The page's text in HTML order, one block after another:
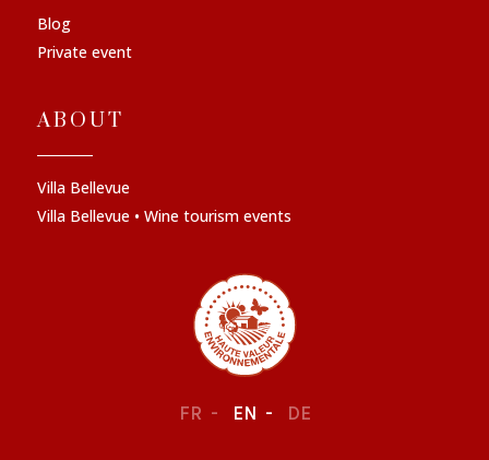
Blog
Private event
ABOUT
Villa Bellevue
Villa Bellevue • Wine tourism events
FR EN DE